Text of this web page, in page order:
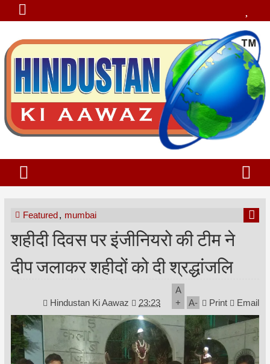
Featured, mumbai
शहीदी दिवस पर इंजीनियरो की टीम ने
दीप जलाकर शहीदों को दी श्रद्धांजलि
Hindustan Ki Aawaz 23:23
A
+
A- Print Email